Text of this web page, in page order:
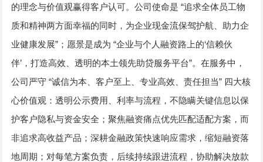
的理念与价值观赢得客户认可。公司使命是 “追求全体员工物
质和精神两方面幸福的同时，为企业现金流保驾护航、助力企
业健康发展” ；愿景是成为“企业与个人融资路上的‘信赖伙
伴’ ，打造高效、透明的本土领先助贷服务平台”。在服务中，
公司严守“诚信为本、客户至上、专业高效、责任担当” 四大核
心价值观：透明公示费用、利率与流程，不隐瞒关键信息以保
护客户隐私与资金安全；聚焦融资痛点优先匹配适配方案，而
非追求高收益产品；深耕金融政策快速响应需求，缩短融资落
地周期；对每笔方案负责，后续持续跟进流程，协助解决放款